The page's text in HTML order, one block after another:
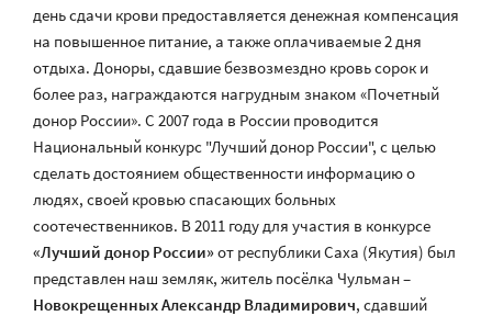
день сдачи крови предоставляется денежная компенсация
на повышенное питание, а также оплачиваемые 2 дня
отдыха. Доноры, сдавшие безвозмездно кровь сорок и
более раз, награждаются нагрудным знаком «Почетный
донор России». С 2007 года в России проводится
Национальный конкурс "Лучший донор России", с целью
сделать достоянием общественности информацию о
людях, своей кровью спасающих больных
соотечественников. В 2011 году для участия в конкурсе
«Лучший донор России» от республики Саха (Якутия) был
представлен наш земляк, житель посёлка Чульман –
Новокрещенных Александр Владимирович, сдавший